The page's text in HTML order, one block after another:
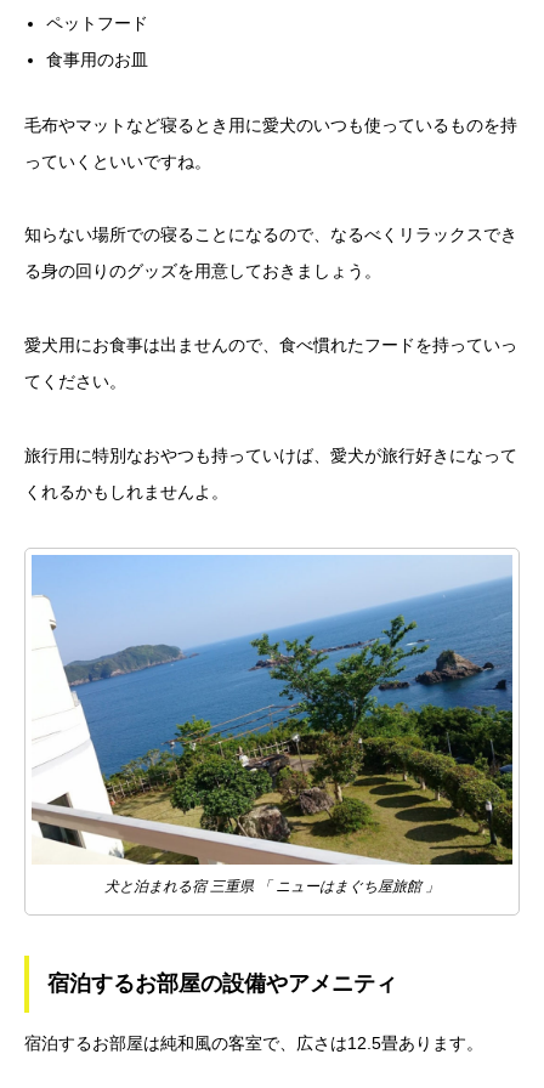
ペットフード
食事用のお皿
毛布やマットなど寝るとき用に愛犬のいつも使っているものを持
っていくといいですね。
知らない場所での寝ることになるので、なるべくリラックスでき
る身の回りのグッズを用意しておきましょう。
愛犬用にお食事は出ませんので、食べ慣れたフードを持っていっ
てください。
旅行用に特別なおやつも持っていけば、愛犬が旅行好きになって
くれるかもしれませんよ。
犬と泊まれる宿 三重県 「 ニューはまぐち屋旅館 」
宿泊するお部屋の設備やアメニティ
宿泊するお部屋は純和風の客室で、広さは12.5畳あります。